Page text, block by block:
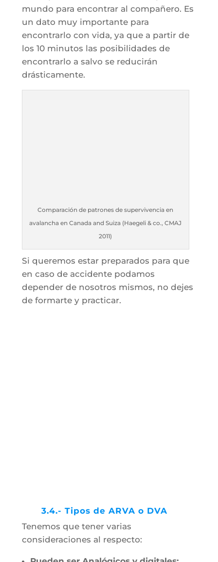
mundo para encontrar al compañero. Es
un dato muy importante para
encontrarlo con vida, ya que a partir de
los 10 minutos las posibilidades de
encontrarlo a salvo se reducirán
drásticamente.
Comparación de patrones de supervivencia en
avalancha en Canada and Suiza (Haegeli & co., CMAJ
2011)
Si queremos estar preparados para que
en caso de accidente podamos
depender de nosotros mismos, no dejes
de formarte y practicar.
3.4.- Tipos de ARVA o DVA
Tenemos que tener varias
consideraciones al respecto: